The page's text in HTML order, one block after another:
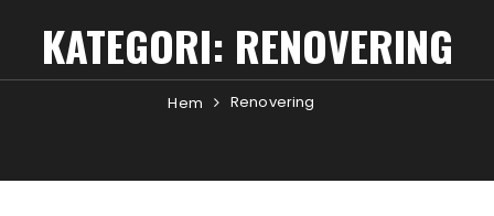
KATEGORI: RENOVERING
Hem Renovering